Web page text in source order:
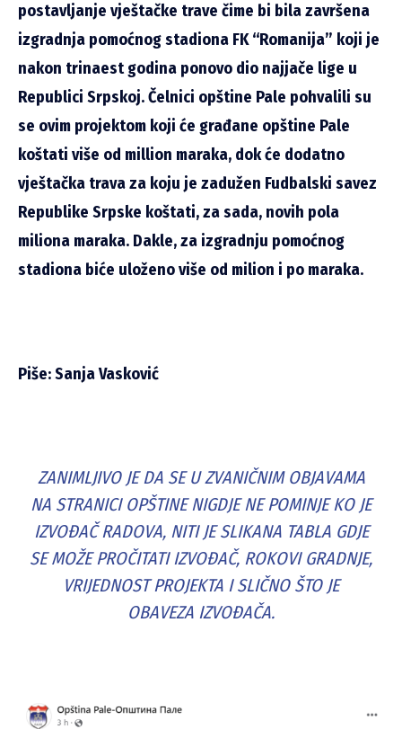
postavljanje vještačke trave čime bi bila završena
izgradnja pomoćnog stadiona FK “Romanija” koji je
nakon trinaest godina ponovo dio najjače lige u
Republici Srpskoj. Čelnici opštine Pale pohvalili su
se ovim projektom koji će građane opštine Pale
koštati više od million maraka, dok će dodatno
vještačka trava za koju je zadužen Fudbalski savez
Republike Srpske koštati, za sada, novih pola
miliona maraka. Dakle, za izgradnju pomoćnog
stadiona biće uloženo više od milion i po maraka.
Piše: Sanja Vasković
ZANIMLJIVO JE DA SE U ZVANIČNIM OBJAVAMA
NA STRANICI OPŠTINE NIGDJE NE POMINJE KO JE
IZVOĐAČ RADOVA, NITI JE SLIKANA TABLA GDJE
SE MOŽE PROČITATI IZVOĐAČ, ROKOVI GRADNJE,
VRIJEDNOST PROJEKTA I SLIČNO ŠTO JE
OBAVEZA IZVOĐAČA.